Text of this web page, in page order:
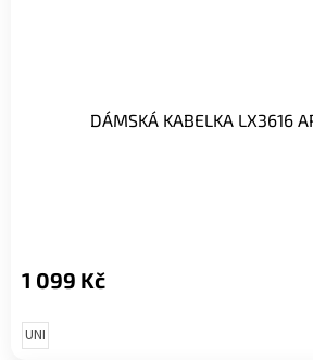
DÁMSKÁ KABELKA LX3616
1 099 Kč
UNI